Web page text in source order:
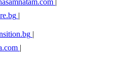
|
|
|
|